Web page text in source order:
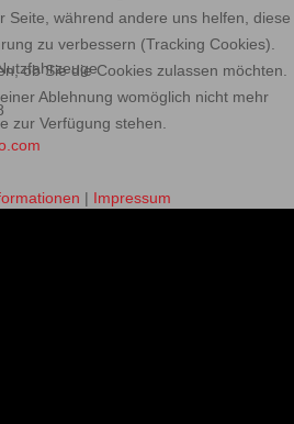
Seite, während andere uns helfen, diese
zu verbessern (Tracking Cookies).
ob Sie die Cookies zulassen möchten.
Ablehnung womöglich nicht mehr
zur Verfügung stehen.
| Impressum